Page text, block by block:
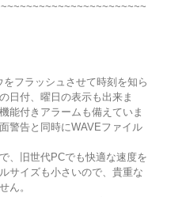
フラッシュさせて時刻を知ら
日付、曜日の表示も出来ま
能付きアラームも備えていま
警告と同時にWAVEファイル
、旧世代PCでも快適な速度を
サイズも小さいので、貴重な
ん。